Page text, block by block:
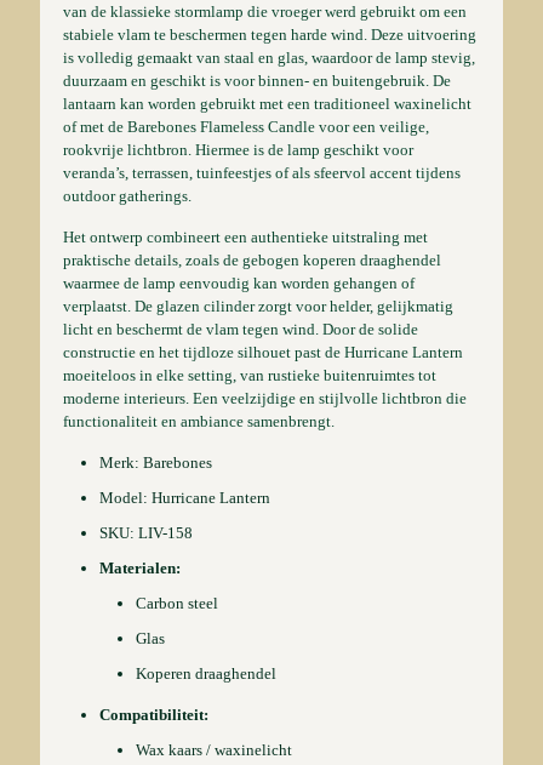
van de klassieke stormlamp die vroeger werd gebruikt om een
stabiele vlam te beschermen tegen harde wind. Deze uitvoering
is volledig gemaakt van staal en glas, waardoor de lamp stevig,
duurzaam en geschikt is voor binnen- en buitengebruik. De
lantaarn kan worden gebruikt met een traditioneel waxinelicht
of met de Barebones Flameless Candle voor een veilige,
rookvrije lichtbron. Hiermee is de lamp geschikt voor
veranda’s, terrassen, tuinfeestjes of als sfeervol accent tijdens
outdoor gatherings.
Het ontwerp combineert een authentieke uitstraling met
praktische details, zoals de gebogen koperen draaghendel
waarmee de lamp eenvoudig kan worden gehangen of
verplaatst. De glazen cilinder zorgt voor helder, gelijkmatig
licht en beschermt de vlam tegen wind. Door de solide
constructie en het tijdloze silhouet past de Hurricane Lantern
moeiteloos in elke setting, van rustieke buitenruimtes tot
moderne interieurs. Een veelzijdige en stijlvolle lichtbron die
functionaliteit en ambiance samenbrengt.
Merk: Barebones
Model: Hurricane Lantern
SKU: LIV-158
Materialen:
Carbon steel
Glas
Koperen draaghendel
Compatibiliteit:
Wax kaars / waxinelicht